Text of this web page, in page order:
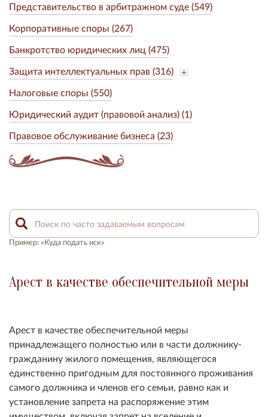
Представительство в арбитражном суде (549)
Корпоративные споры (267)
Банкротство юридических лиц (475)
Защита интеллектуальных прав (316)
Налоговые споры (550)
Юридический аудит (правовой анализ) (1)
Правовое обслуживание бизнеса (23)
Пример: «Куда подать иск»
Арест в качестве обеспечительной меры
Арест в качестве обеспечительной меры
принадлежащего полностью или в части должнику-
гражданину жилого помещения, являющегося
единственно пригодным для постоянного проживания
самого должника и членов его семьи, равно как и
установление запрета на распоряжение этим